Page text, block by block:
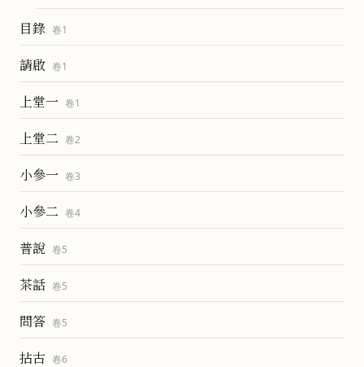
目錄 卷1
請啟 卷1
上堂一 卷1
上堂二 卷2
小參一 卷3
小參二 卷4
普說 卷5
茶話 卷5
問答 卷5
拈古 卷6